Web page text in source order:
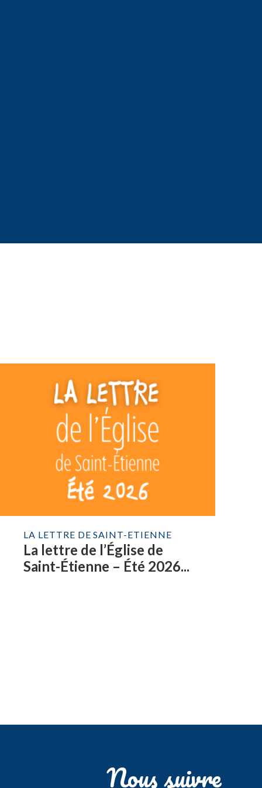
LA LETTRE DE SAINT-ETIENNE
La lettre de l’Église de
Saint-Étienne – Été 2026...
Nous suivre